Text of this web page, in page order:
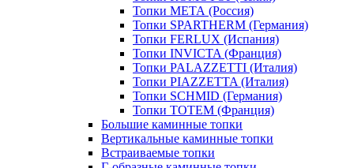
Топки МЕТА (Россия)
Топки SPARTHERM (Германия)
Топки FERLUX (Испания)
Топки INVICTA (Франция)
Топки PALAZZETTI (Италия)
Топки PIAZZETTA (Италия)
Топки SCHMID (Германия)
Топки TOTEM (Франция)
Большие каминные топки
Вертикальные каминные топки
Встраиваемые топки